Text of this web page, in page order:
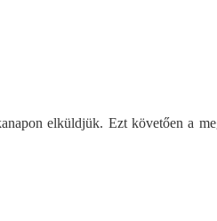
elküldjük. Ezt követően a